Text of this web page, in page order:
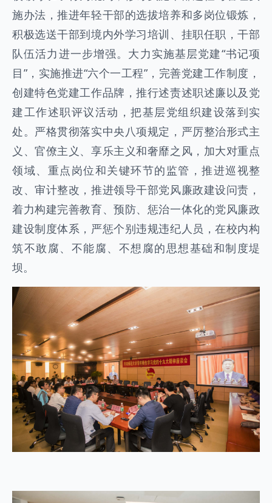
施办法，推进年轻干部的选拔培养和多岗位锻炼，
积极选送干部到境内外学习培训、挂职任职，干部
队伍活力进一步增强。大力实施基层党建“书记项
目”，实施推进“六个一工程”，完善党建工作制度，
创建特色党建工作品牌，推行述责述职述廉以及党
建工作述职评议活动，把基层党组织建设落到实
处。严格贯彻落实中央八项规定，严厉整治形式主
义、官僚主义、享乐主义和奢靡之风，加大对重点
领域、重点岗位和关键环节的监管，推进巡视整
改、审计整改，推进领导干部党风廉政建设问责，
着力构建完善教育、预防、惩治一体化的党风廉政
建设制度体系，严惩个别违规违纪人员，在校内构
筑不敢腐、不能腐、不想腐的思想基础和制度堤
坝。